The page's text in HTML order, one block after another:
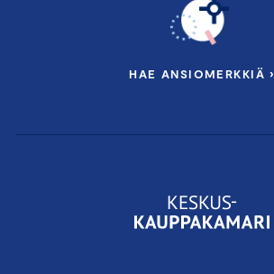
HAE ANSIOMERKKIÄ ›